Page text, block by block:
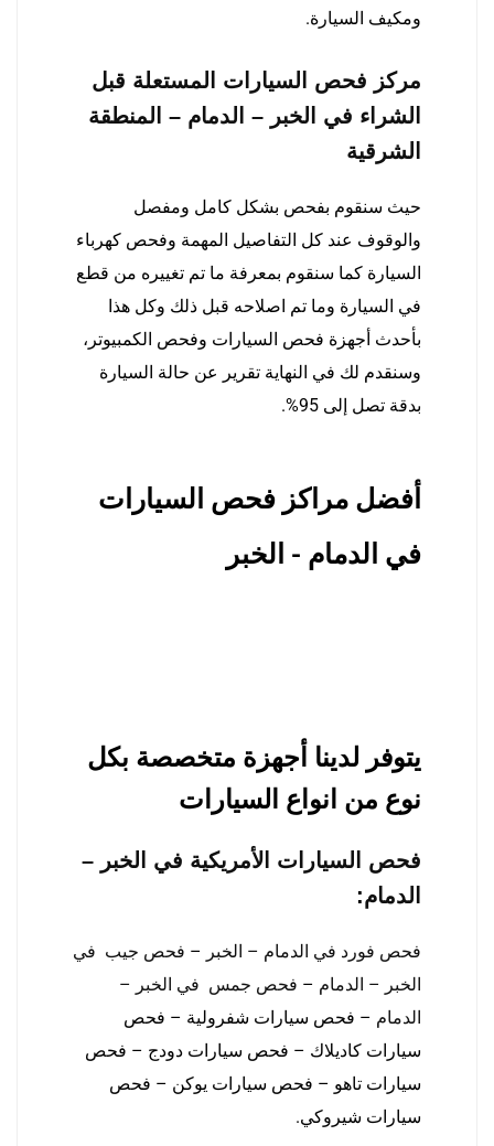
ومكيف السيارة.
مركز فحص السيارات المستعلة قبل
الشراء في الخبر – الدمام – المنطقة
الشرقية
حيث سنقوم بفحص بشكل كامل ومفصل
والوقوف عند كل التفاصيل المهمة وفحص كهرباء
السيارة كما سنقوم بمعرفة ما تم تغييره من قطع
في السيارة وما تم اصلاحه قبل ذلك وكل هذا
بأحدث أجهزة فحص السيارات وفحص الكمبيوتر،
وسنقدم لك في النهاية تقرير عن حالة السيارة
بدقة تصل إلى 95%.
أفضل مراكز فحص السيارات
في الدمام - الخبر
يتوفر لدينا أجهزة متخصصة بكل
نوع من انواع السيارات
فحص السيارات الأمريكية في الخبر –
الدمام:
فحص فورد في الدمام – الخبر – فحص جيب في
الخبر – الدمام – فحص جمس في الخبر –
الدمام – فحص سيارات شفرولية – فحص
سيارات كاديلاك – فحص سيارات دودج – فحص
سيارات تاهو – فحص سيارات يوكن – فحص
سيارات شيروكي.